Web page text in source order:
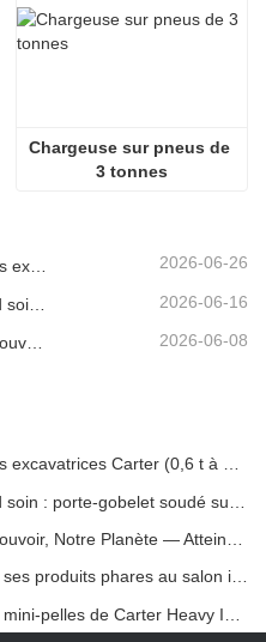
Chargeuse sur pneus de
3 tonnes
2026-06-26
2026-06-16
2026-06-08
Guide expert pour la sélection des excavatrices Carter (0,6 t à 60 t) pour une efficacité optimale sur le chantier
Carter Heavy Industries présente ses produits phares au salon international KOMATEK 2026 en Turquie.